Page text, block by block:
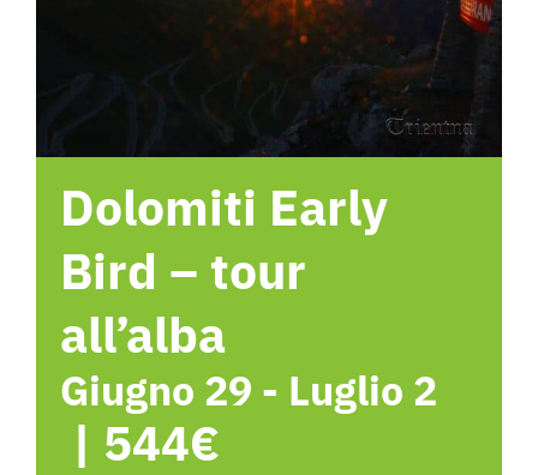
Dolomiti Early
Bird – tour
all’alba
Giugno 29 - Luglio 2
| 544€